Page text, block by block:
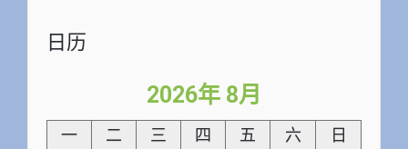
日历
2026年 8月
一 二 三 四 五 六 日